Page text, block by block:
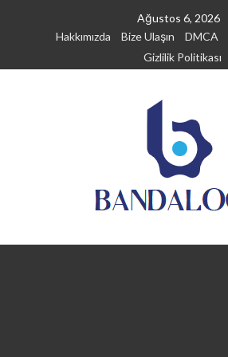
Ağustos 6, 2026
Hakkımızda
Bize Ulaşın DMCA
Gizlilik Politikası